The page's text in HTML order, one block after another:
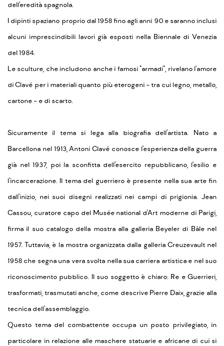
dell'eredità spagnola.
I dipinti spaziano proprio dal 1958 fino agli anni 90 e saranno inclusi
alcuni imprescindibili lavori già esposti nella Biennale di Venezia
del 1984.
Le sculture, che includono anche i famosi "armadi", rivelano l'amore
di Clavé per i materiali quanto più eterogeni - tra cui legno, metallo,
cartone - e di scarto.
Sicuramente il tema si lega alla biografia dell'artista. Nato a
Barcellona nel 1913, Antoni Clavé conosce l'esperienza della guerra
già nel 1937, poi la sconfitta dell'esercito repubblicano, l'esilio e
l'incarcerazione. Il tema del guerriero è presente nella sua arte fin
dall'inizio, nei suoi disegni realizzati nei campi di prigionia. Jean
Cassou, curatore capo del Musée national d'Art moderne di Parigi,
firma il suo catalogo della mostra alla galleria Beyeler di Bâle nel
1957. Tuttavia, è la mostra organizzata dalla galleria Creuzevault nel
1958 che segna una vera svolta nella sua carriera artistica e nel suo
riconoscimento pubblico. Il suo soggetto è chiaro: Re e Guerrieri,
trasformati, trasmutati anche, come descrive Pierre Daix, grazie alla
tecnica dell'assemblaggio.
Questo tema del combattente occupa un posto privilegiato, in
particolare in relazione alle maschere statuarie e africane di cui si